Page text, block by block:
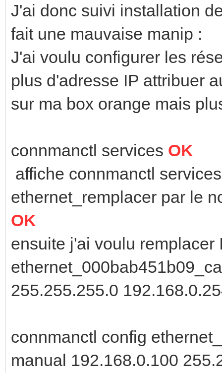
J'ai donc suivi installation
fait une mauvaise manip :
J'ai voulu configurer les
plus d'adresse IP attribuer
sur ma box orange mais
connmanctl services OK
affiche connmanctl
ethernet_remplacer par le
OK
ensuite j'ai voulu remplacer
255.255.255.0
connmanctl config
manual 192.168.0.100